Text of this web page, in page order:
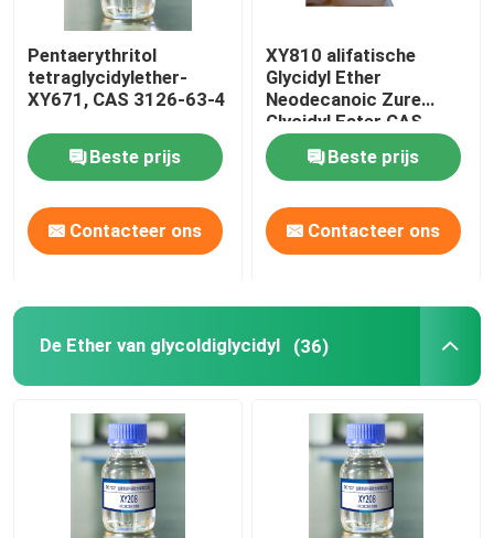
Pentaerythritol
tetraglycidylether-
XY671, CAS 3126-63-4
Beste prijs
Contacteer ons
XY810 alifatische
Glycidyl Ether
Neodecanoic Zure
Glycidyl Ester CAS
2676 45 5
Beste prijs
Contacteer ons
De Ether van glycoldiglycidyl (36)